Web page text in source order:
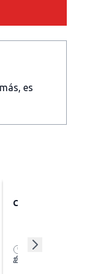
es
CEBOLLA EN
10 minutos + reposo